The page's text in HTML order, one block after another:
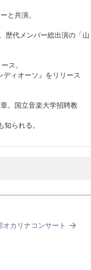
と共演。
歴代メンバー総出演の「山
ス。
ィオーソ』をリリース
。国立音楽大学招聘教
られる。
オカリナコンサート